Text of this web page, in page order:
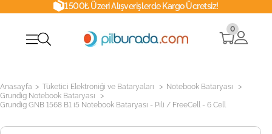
1500₺ Üzeri Alışverişlerde Kargo Ücretsiz!
0
Anasayfa > Tüketici Elektroniği ve Bataryaları > Notebook Bataryası >
Grundig Notebook Bataryası >
Grundig GNB 1568 B1 i5 Notebook Bataryası - Pili / FreeCell - 6 Cell